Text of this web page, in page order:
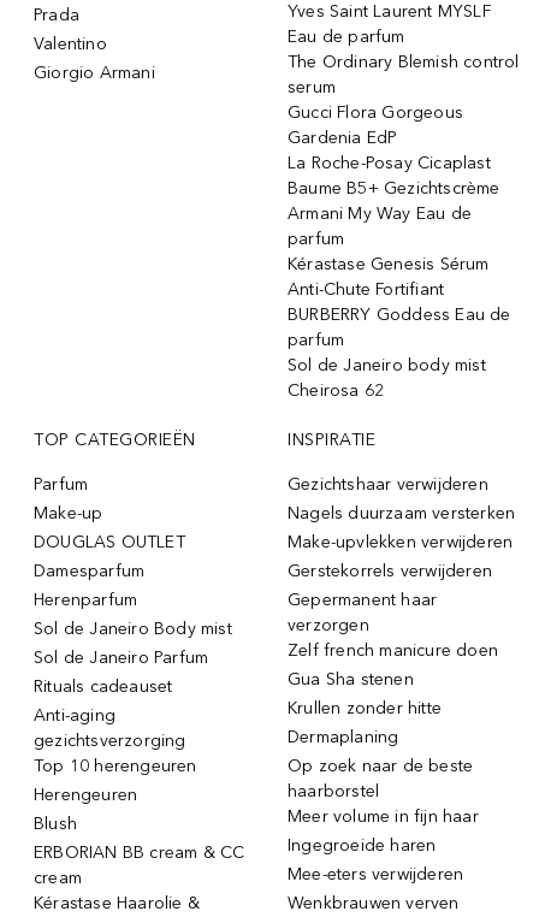
Prada
Valentino
Giorgio Armani
Yves Saint Laurent MYSLF
Eau de parfum
The Ordinary Blemish control
serum
Gucci Flora Gorgeous
Gardenia EdP
La Roche-Posay Cicaplast
Baume B5+ Gezichtscrème
Armani My Way Eau de
parfum
Kérastase Genesis Sérum
Anti-Chute Fortifiant
BURBERRY Goddess Eau de
parfum
Sol de Janeiro body mist
Cheirosa 62
TOP CATEGORIEËN
Parfum
Make-up
DOUGLAS OUTLET
Damesparfum
Herenparfum
Sol de Janeiro Body mist
Sol de Janeiro Parfum
Rituals cadeauset
Anti-aging
gezichtsverzorging
Top 10 herengeuren
Herengeuren
Blush
ERBORIAN BB cream & CC
cream
Kérastase Haarolie &
INSPIRATIE
Gezichtshaar verwijderen
Nagels duurzaam versterken
Make-upvlekken verwijderen
Gerstekorrels verwijderen
Gepermanent haar
verzorgen
Zelf french manicure doen
Gua Sha stenen
Krullen zonder hitte
Dermaplaning
Op zoek naar de beste
haarborstel
Meer volume in fijn haar
Ingegroeide haren
Mee-eters verwijderen
Wenkbrauwen verven